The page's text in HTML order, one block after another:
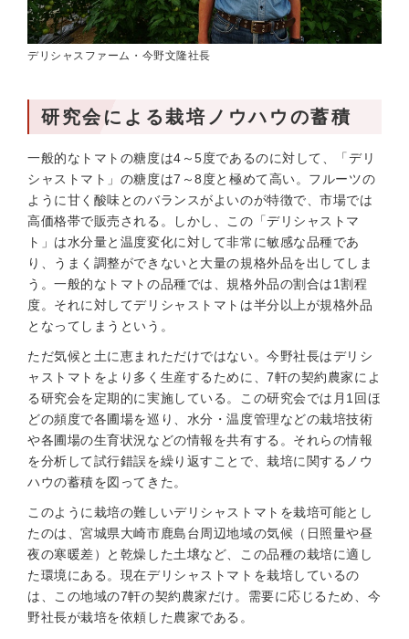
デリシャスファーム・今野文隆社長
研究会による栽培ノウハウの蓄積
一般的なトマトの糖度は4～5度であるのに対して、「デリ
シャストマト」の糖度は7～8度と極めて高い。フルーツの
ように甘く酸味とのバランスがよいのが特徴で、市場では
高価格帯で販売される。しかし、この「デリシャストマ
ト」は水分量と温度変化に対して非常に敏感な品種であ
り、うまく調整ができないと大量の規格外品を出してしま
う。一般的なトマトの品種では、規格外品の割合は1割程
度。それに対してデリシャストマトは半分以上が規格外品
となってしまうという。
ただ気候と土に恵まれただけではない。今野社長はデリシ
ャストマトをより多く生産するために、7軒の契約農家によ
る研究会を定期的に実施している。この研究会では月1回ほ
どの頻度で各圃場を巡り、水分・温度管理などの栽培技術
や各圃場の生育状況などの情報を共有する。それらの情報
を分析して試行錯誤を繰り返すことで、栽培に関するノウ
ハウの蓄積を図ってきた。
このように栽培の難しいデリシャストマトを栽培可能とし
たのは、宮城県大崎市鹿島台周辺地域の気候（日照量や昼
夜の寒暖差）と乾燥した土壌など、この品種の栽培に適し
た環境にある。現在デリシャストマトを栽培しているの
は、この地域の7軒の契約農家だけ。需要に応じるため、今
野社長が栽培を依頼した農家である。